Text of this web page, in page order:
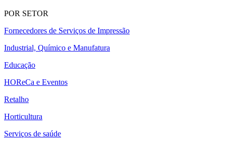
POR SETOR
Fornecedores de Serviços de Impressão
Industrial, Químico e Manufatura
Educação
HOReCa e Eventos
Retalho
Horticultura
Serviços de saúde